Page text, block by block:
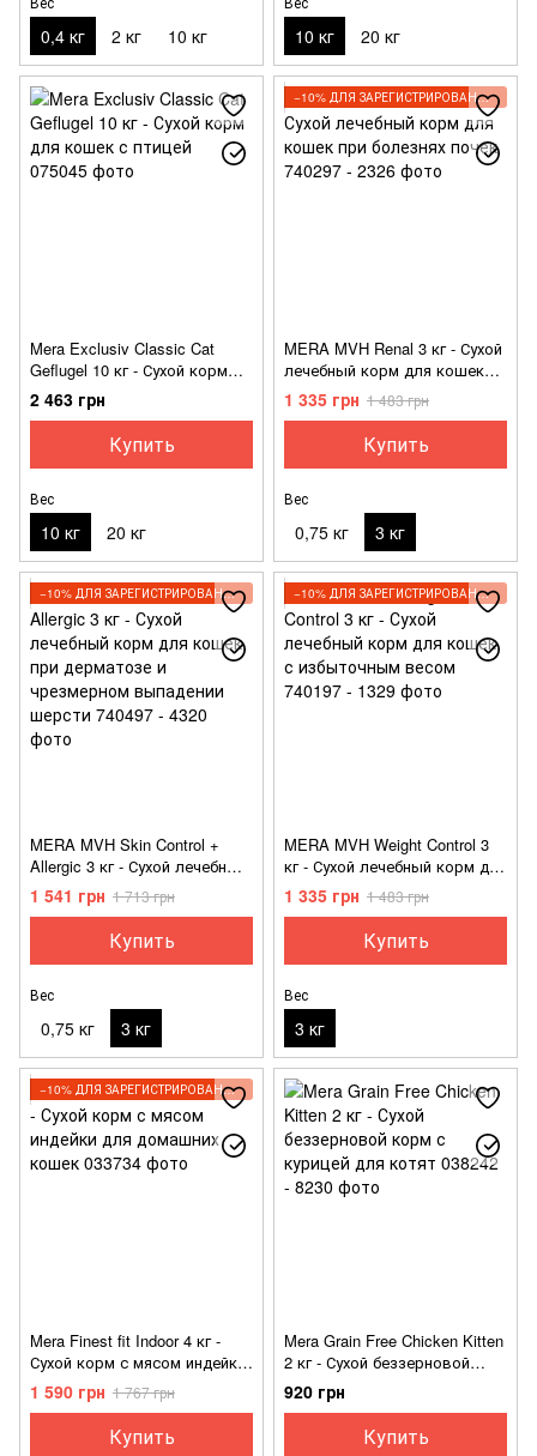
0,4 кг 2 кг 10 кг 10 кг 20 кг
Mera Exclusiv Classic Cat
Geflugel 10 кг - Сухой корм
для кошек с птицей
2 463 грн
Купить
Вес
10 кг 20 кг
−10% ДЛЯ ЗАРЕГИСТРИРОВАННЫХ КЛИЕНТОВ
MERA MVH Renal 3 кг - Сухой
лечебный корм для кошек
при болезнях почек
1 335 грн 1 483 грн
Купить
Вес
0,75 кг 3 кг
−10% ДЛЯ ЗАРЕГИСТРИРОВАННЫХ КЛИЕНТОВ
MERA MVH Skin Control +
Allergic 3 кг - Сухой лечебный
корм для кошек при
дерматозе и чрезмерном
выпадении шерсти
1 541 грн 1 713 грн
Купить
Вес
0,75 кг 3 кг
−10% ДЛЯ ЗАРЕГИСТРИРОВАННЫХ КЛИЕНТОВ
MERA MVH Weight Control 3
кг - Сухой лечебный корм для
кошек с избыточным весом
1 335 грн 1 483 грн
Купить
Вес
3 кг
−10% ДЛЯ ЗАРЕГИСТРИРОВАННЫХ КЛИЕНТОВ
Mera Finest fit Indoor 4 кг -
Сухой корм с мясом индейки
для домашних кошек
1 590 грн 1 767 грн
Купить
Mera Grain Free Chicken Kitten
2 кг - Сухой беззерновой
корм с курицей для котят
920 грн
Купить